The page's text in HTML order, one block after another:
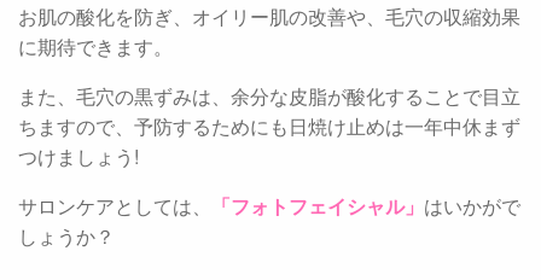
お肌の酸化を防ぎ、オイリー肌の改善や、毛穴の収縮効果
に期待できます。
また、毛穴の黒ずみは、余分な皮脂が酸化することで目立
ちますので、予防するためにも日焼け止めは一年中休まず
つけましょう!
サロンケアとしては、
「フォトフェイシャル」 はいかがで
しょうか？